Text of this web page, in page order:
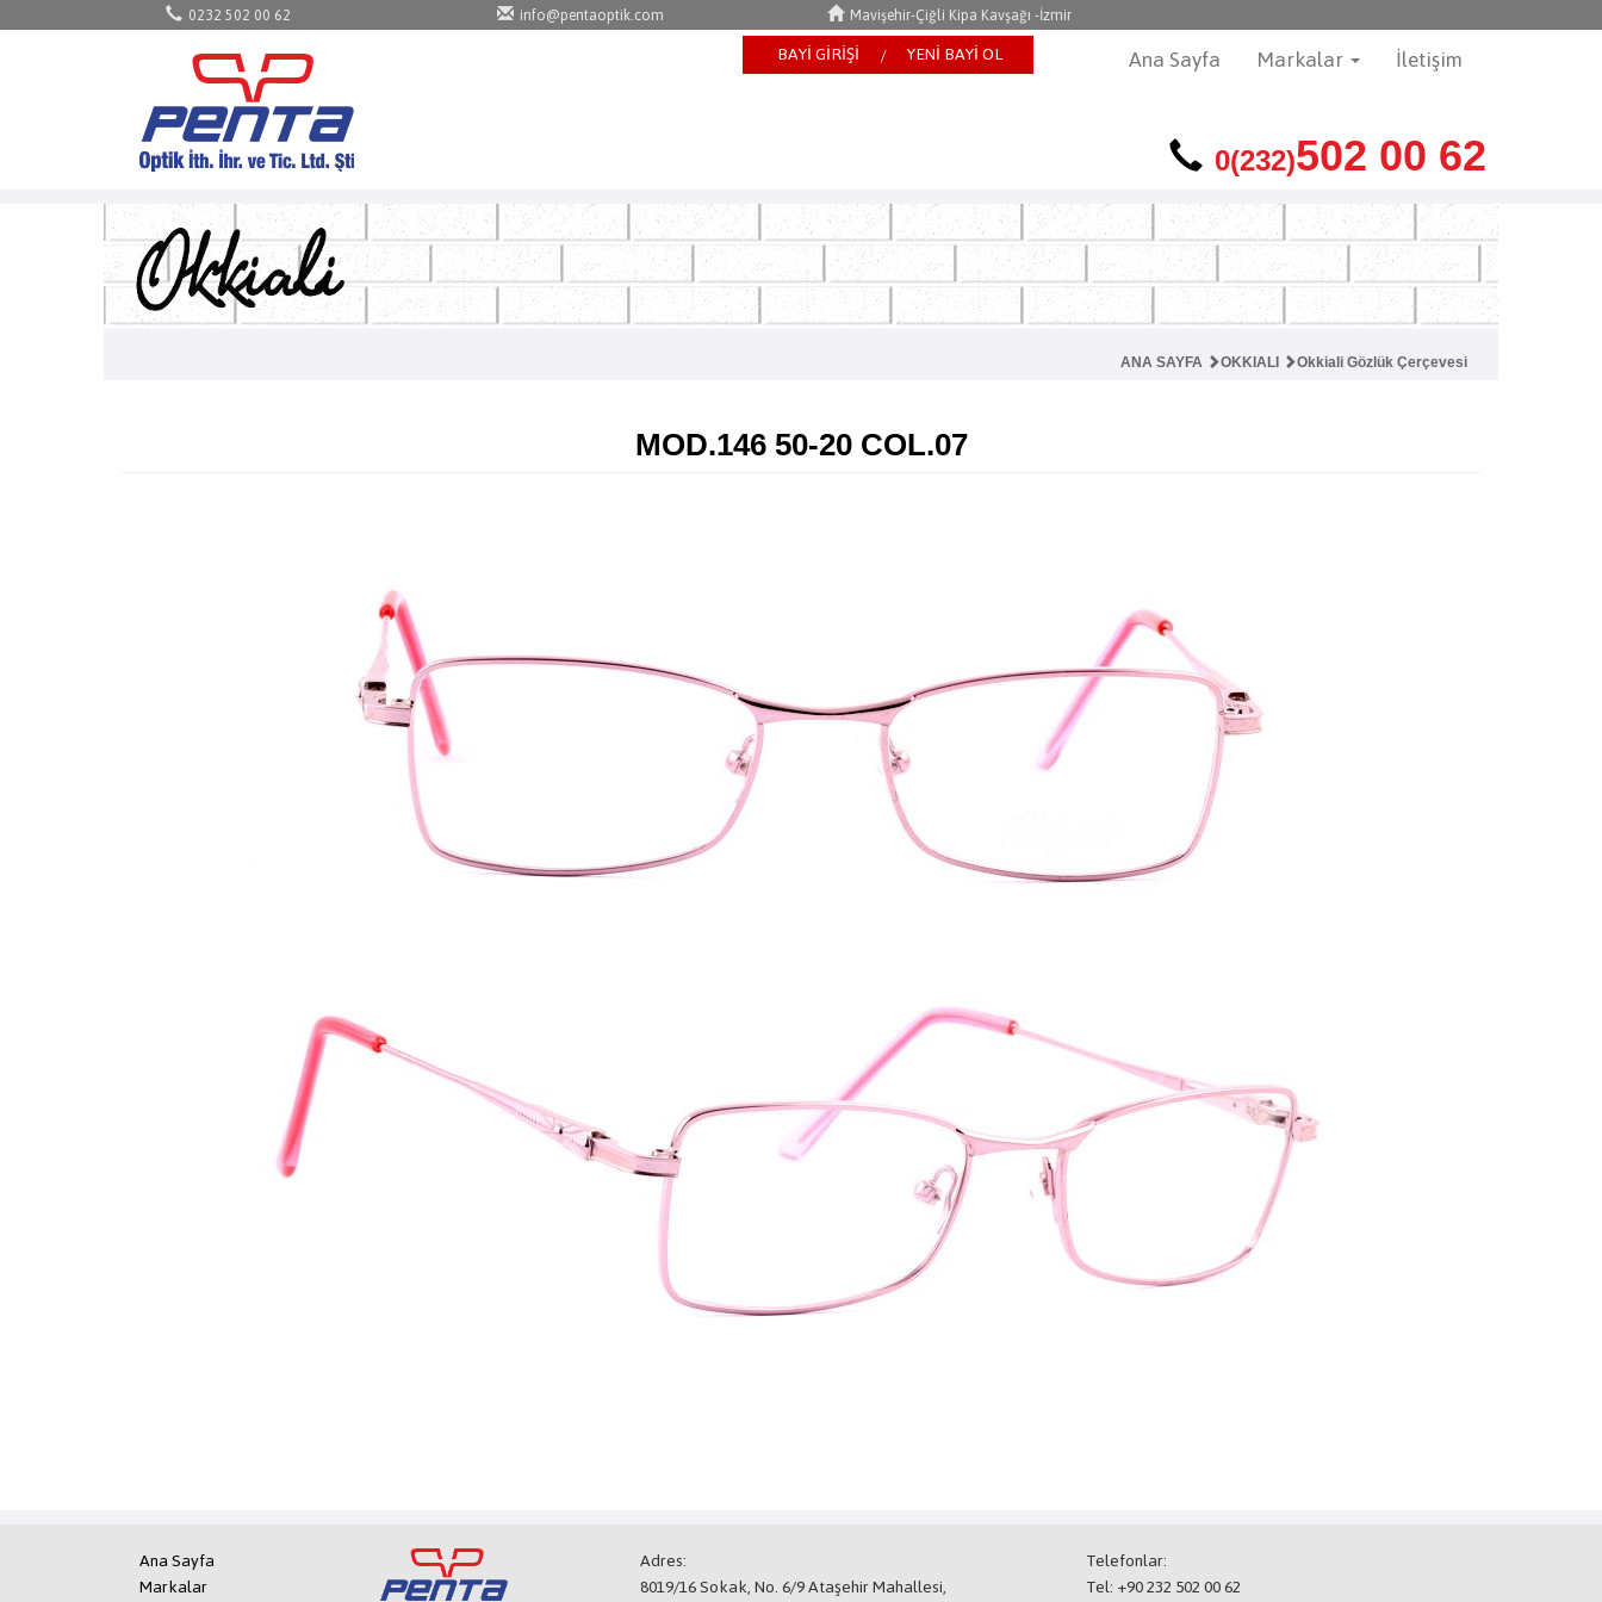
0232 502 00 62 info@pentaoptik.com Mavişehir-Çiğli Kipa Kavşağı -İzmir
BAYİ GİRİŞİ / YENİ BAYİ OL Ana Sayfa Markalar İletişim
0(232)502 00 62
ANA SAYFA OKKIALI Okkiali Gözlük Çerçevesi
MOD.146 50-20 COL.07
Ana Sayfa
Markalar
Adres:
8019/16 Sokak, No. 6/9 Ataşehir Mahallesi,
Telefonlar:
Tel: +90 232 502 00 62